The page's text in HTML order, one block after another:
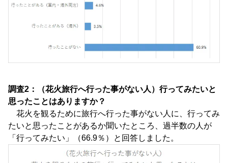
調査2：（花火旅行へ行った事がない人）行ってみたいと
思ったことはありますか？
花火を観るために旅行へ行った事がない人に、行ってみ
たいと思ったことがあるか聞いたところ、過半数の人が
「行ってみたい」（66.9％）と回答しました。